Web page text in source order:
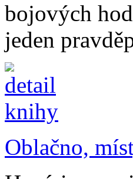
bojových
jeden
Oblačno,